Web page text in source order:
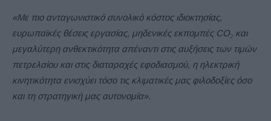
«Με πιο ανταγωνιστικό συνολικό κόστος ιδιοκτησίας,
ευρωπαϊκές θέσεις εργασίας, μηδενικές εκπομπές CO₂ και
μεγαλύτερη ανθεκτικότητα απέναντι στις αυξήσεις των τιμών
πετρελαίου και στις διαταραχές εφοδιασμού, η ηλεκτρική
κινητικότητα ενισχύει τόσο τις κλιματικές μας φιλοδοξίες όσο
και τη στρατηγική μας αυτονομία».